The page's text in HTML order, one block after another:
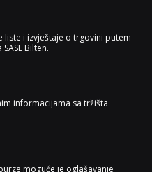
liste i izvještaje o trgovini putem
Bilten.
informacijama sa tržišta
moguće je oglašavanje